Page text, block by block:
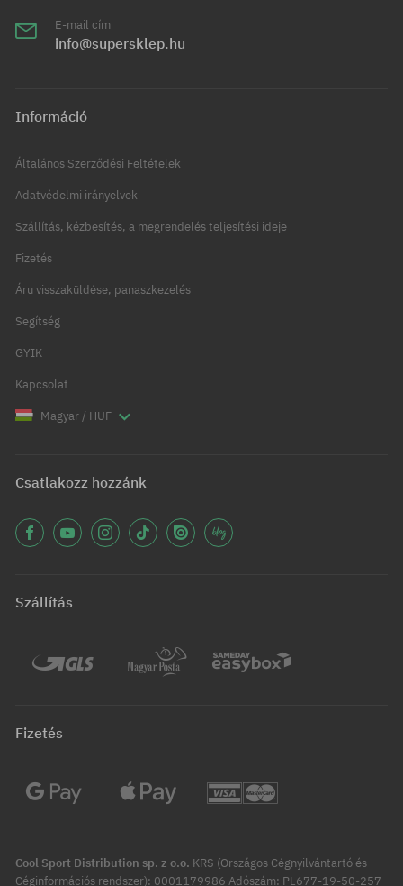
E-mail cím
info@supersklep.hu
Információ
Általános Szerződési Feltételek
Adatvédelmi irányelvek
Szállítás, kézbesítés, a megrendelés teljesítési ideje
Fizetés
Áru visszaküldése, panaszkezelés
Segítség
GYIK
Kapcsolat
Magyar / HUF
Csatlakozz hozzánk
Szállítás
Fizetés
Cool Sport Distribution sp. z o.o. KRS (Országos Cégnyilvántartó és
Céginformációs rendszer): 0001179986 Adószám: PL677-19-50-257